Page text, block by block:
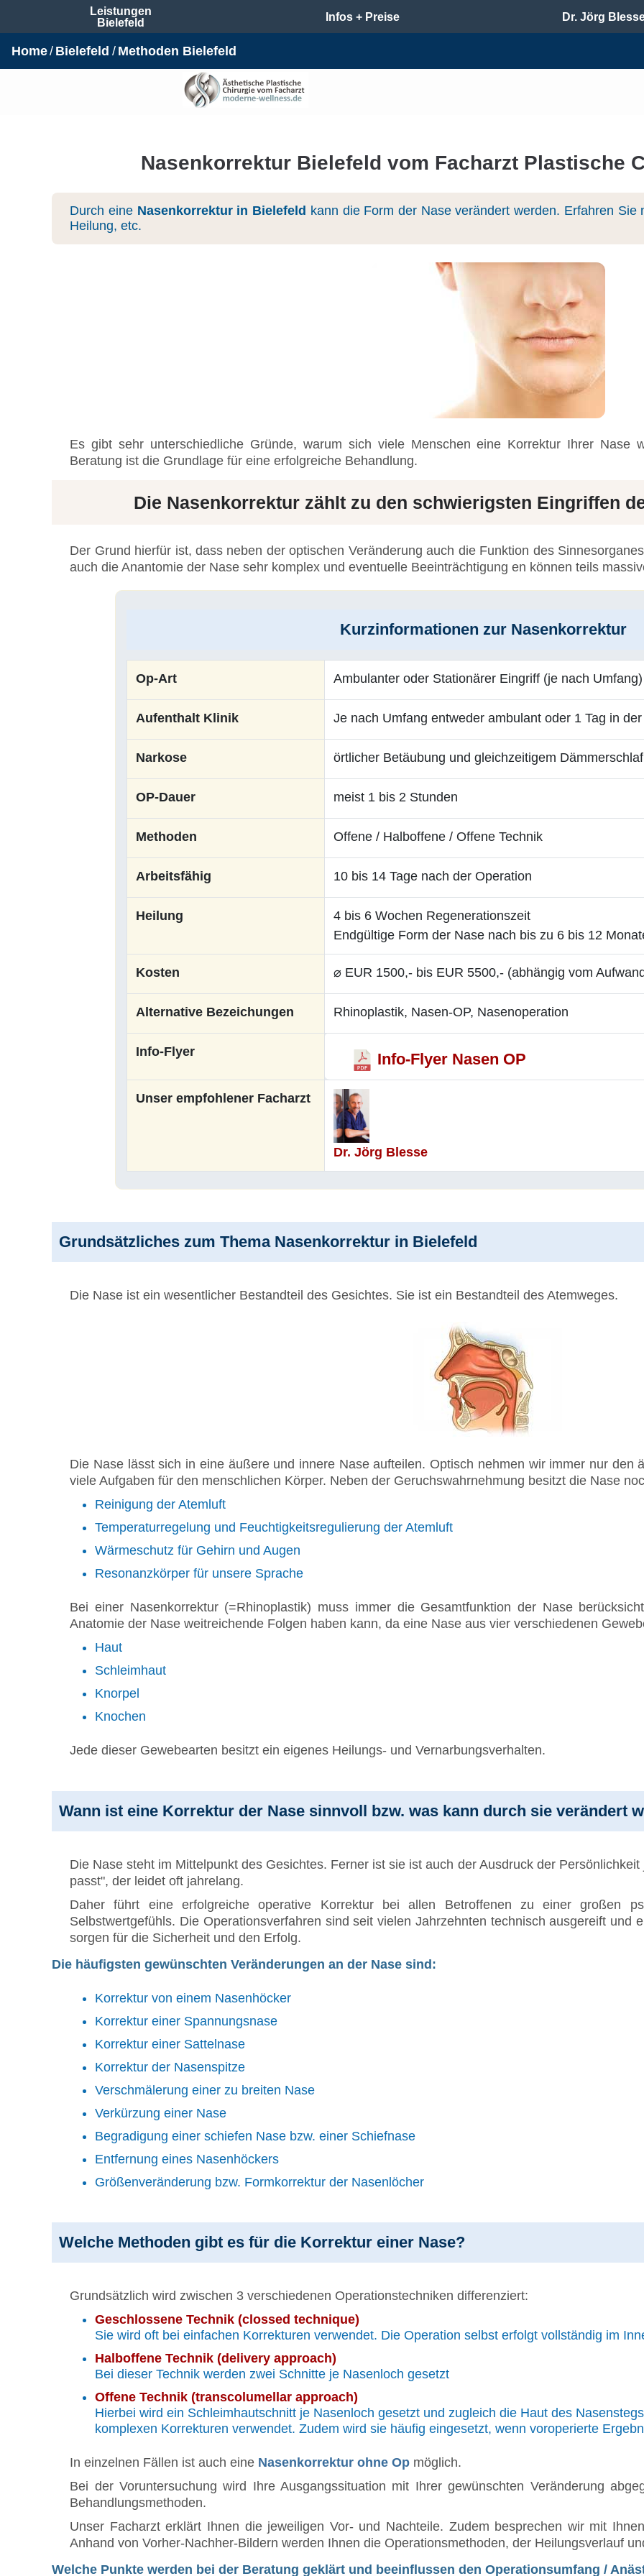
Leistungen
Bielefeld
Infos + Preise Dr. Jörg
Home Bielefeld Methoden Bielefeld
Nasenkorrektur Bielefeld vom Facharzt Plastische
Durch eine Nasenkorrektur in Bielefeld kann die Form der Nase verändert werden. Erfahren
Heilung, etc.
Es gibt sehr unterschiedliche Gründe, warum sich viele Menschen eine Korrektur Ihrer Nase
Beratung ist die Grundlage für eine erfolgreiche Behandlung.
Die Nasenkorrektur zählt zu den schwierigsten Eingriffen
Der Grund hierfür ist, dass neben der optischen Veränderung auch die Funktion des
auch die Anantomie der Nase sehr komplex und eventuelle Beeinträchtigung en können teils
Kurzinformationen zur Nasenkorrektur
Op-Art Ambulanter oder Stationärer Eingriff (je nach Umfang)
Aufenthalt Klinik Je nach Umfang entweder ambulant oder 1 Tag in
Narkose örtlicher Betäubung und gleichzeitigem
OP-Dauer meist 1 bis 2 Stunden
Methoden Offene / Halboffene / Offene Technik
Arbeitsfähig 10 bis 14 Tage nach der Operation
Heilung
4 bis 6 Wochen Regenerationszeit
Endgültige Form der Nase nach bis zu 6 bis 12
Kosten ⌀ EUR 1500,- bis EUR 5500,- (abhängig vom
Alternative Bezeichungen Rhinoplastik, Nasen-OP, Nasenoperation
Info-Flyer Info-Flyer Nasen OP
Unser empfohlener Facharzt
Dr. Jörg Blesse
Grundsätzliches zum Thema Nasenkorrektur in Bielefeld
Die Nase ist ein wesentlicher Bestandteil des Gesichtes. Sie ist ein Bestandteil des Atemweges.
Die Nase lässt sich in eine äußere und innere Nase aufteilen. Optisch nehmen wir immer nur den
viele Aufgaben für den menschlichen Körper. Neben der Geruchswahrnehmung besitzt die Nase
Reinigung der Atemluft
Temperaturregelung und Feuchtigkeitsregulierung der Atemluft
Wärmeschutz für Gehirn und Augen
Resonanzkörper für unsere Sprache
Bei einer Nasenkorrektur (=Rhinoplastik) muss immer die Gesamtfunktion der Nase
Anatomie der Nase weitreichende Folgen haben kann, da eine Nase aus vier verschiedenen
Haut
Schleimhaut
Knorpel
Knochen
Jede dieser Gewebearten besitzt ein eigenes Heilungs- und Vernarbungsverhalten.
Wann ist eine Korrektur der Nase sinnvoll bzw. was kann durch sie verändert
Die Nase steht im Mittelpunkt des Gesichtes. Ferner ist sie ist auch der Ausdruck der
passt", der leidet oft jahrelang.
Daher führt eine erfolgreiche operative Korrektur bei allen Betroffenen zu einer großen
Selbstwertgefühls. Die Operationsverfahren sind seit vielen Jahrzehnten technisch ausgereift und
sorgen für die Sicherheit und den Erfolg.
Die häufigsten gewünschten Veränderungen an der Nase sind:
Korrektur von einem Nasenhöcker
Korrektur einer Spannungsnase
Korrektur einer Sattelnase
Korrektur der Nasenspitze
Verschmälerung einer zu breiten Nase
Verkürzung einer Nase
Begradigung einer schiefen Nase bzw. einer Schiefnase
Entfernung eines Nasenhöckers
Größenveränderung bzw. Formkorrektur der Nasenlöcher
Welche Methoden gibt es für die Korrektur einer Nase?
Grundsätzlich wird zwischen 3 verschiedenen Operationstechniken differenziert:
Geschlossene Technik (clossed technique)
Sie wird oft bei einfachen Korrekturen verwendet. Die Operation selbst erfolgt vollständig im
Halboffene Technik (delivery approach)
Bei dieser Technik werden zwei Schnitte je Nasenloch gesetzt
Offene Technik (transcolumellar approach)
Hierbei wird ein Schleimhautschnitt je Nasenloch gesetzt und zugleich die Haut des
komplexen Korrekturen verwendet. Zudem wird sie häufig eingesetzt, wenn voroperierte
In einzelnen Fällen ist auch eine Nasenkorrektur ohne Op möglich.
Bei der Voruntersuchung wird Ihre Ausgangssituation mit Ihrer gewünschten Veränderung
Behandlungsmethoden.
Unser Facharzt erklärt Ihnen die jeweiligen Vor- und Nachteile. Zudem besprechen wir mit
Anhand von Vorher-Nachher-Bildern werden Ihnen die Operationsmethoden, der Heilungsverlauf
Welche Punkte werden bei der Beratung geklärt und beeinflussen den Operationsumfang /